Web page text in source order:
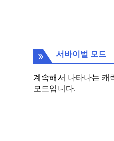
서바이벌 모드
계속해서 나타나는 캐
모드입니다.